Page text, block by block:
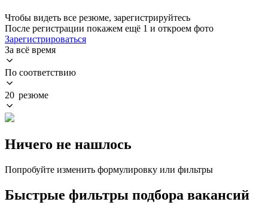
Чтобы видеть все резюме, зарегистрируйтесь
После регистрации покажем ещё 1 и откроем фото
Зарегистрироваться
За всё время
По соответствию
20 резюме
Ничего не нашлось
Попробуйте изменить формулировку или фильтры
Быстрые фильтры подбора вакансий